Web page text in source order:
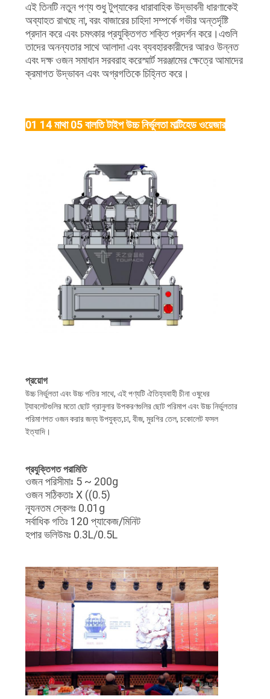
এই তিনটি নতুন পণ্য শুধু টুপ্যাকের ধারাবাহিক উদ্ভাবনী ধারণাকেই
অব্যাহত রাখছে না, বরং বাজারের চাহিদা সম্পর্কে গভীর অন্তর্দৃষ্টি
প্রদান করে এবং চমৎকার প্রযুক্তিগত শক্তি প্রদর্শন করে।এগুলি
তাদের অনন্যতার সাথে আলাদা এবং ব্যবহারকারীদের আরও উন্নত
এবং দক্ষ ওজন সমাধান সরবরাহ করেস্মার্ট সরঞ্জামের ক্ষেত্রে আমাদের
ক্রমাগত উদ্ভাবন এবং অগ্রগতিকে চিহ্নিত করে।
01 14 মাথা 05 বালতি টাইপ উচ্চ নির্ভুলতা মাল্টিহেড ওয়েজার
প্রয়োগ
উচ্চ নির্ভুলতা এবং উচ্চ গতির সাথে, এই পণ্যটি ঐতিহ্যবাহী চীনা ওষুধের
ট্যাবলেটগুলির মতো ছোট গ্রানুলার উপকরণগুলির ছোট পরিমাপ এবং উচ্চ নির্ভুলতার
পরিমাণগত ওজন করার জন্য উপযুক্ত,চা, বীজ, মুরগির তেল, চকোলেট ফসল
ইত্যাদি।
প্রযুক্তিগত পরামিতি
ওজন পরিসীমাঃ 5 ~ 200g
ওজন সঠিকতাঃ X ((0.5)
ন্যূনতম স্কেলঃ 0.01g
সর্বাধিক গতিঃ 120 প্যাকেজ/মিনিট
হপার ভলিউমঃ 0.3L/0.5L